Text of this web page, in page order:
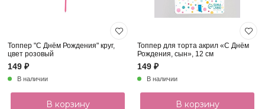
Топпер "С Днём Рождения" круг,
цвет розовый
149 ₽
В наличии
В корзину
Топпер для торта акрил «С Днём
Рождения, сын», 12 см
149 ₽
В наличии
В корзину